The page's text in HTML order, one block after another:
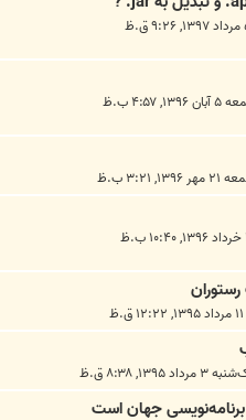
۱۳۹۶, ۴:۵۷ ب.ظ
۱۳۹۶, ۳:۲۱ ب.ظ
مرداد ۱۳۹۵, ۸:۳۸ ق.ظ
برنامه‌نویسی جهان است